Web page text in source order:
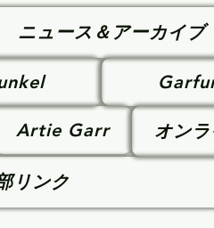
ニュース＆アーカイブ
Artie Garr オン
リンク